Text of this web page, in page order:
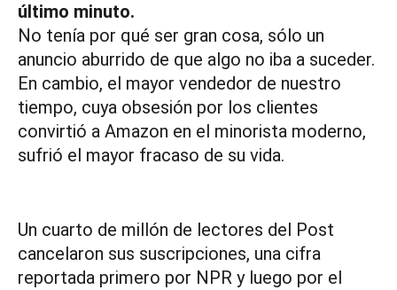
último minuto.
No tenía por qué ser gran cosa, sólo un
anuncio aburrido de que algo no iba a suceder.
En cambio, el mayor vendedor de nuestro
tiempo, cuya obsesión por los clientes
convirtió a Amazon en el minorista moderno,
sufrió el mayor fracaso de su vida.
Un cuarto de millón de lectores del Post
cancelaron sus suscripciones, una cifra
reportada primero por NPR y luego por el